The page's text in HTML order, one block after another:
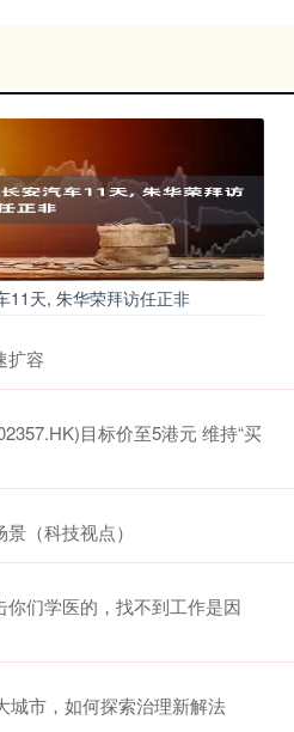
11天, 朱华荣拜访任正非
扩容
目标价至5港元 维持“买
（科技视点）
们学医的，找不到工作是因
城市，如何探索治理新解法